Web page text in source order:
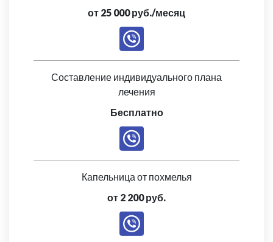
от 25 000 руб./месяц
Составление индивидуального плана
лечения
Бесплатно
Капельница от похмелья
от 2 200 руб.